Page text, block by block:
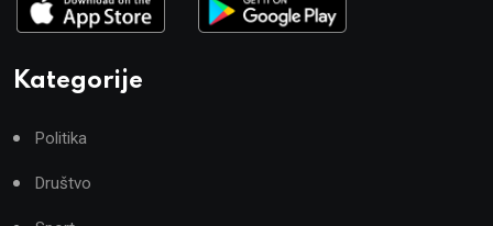
Kategorije
Politika
Društvo